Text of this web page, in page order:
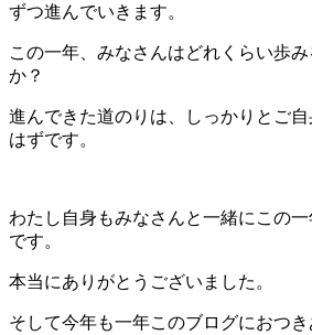
ずつ進んでいきます。
この一年、みなさんはどれくらい歩
か？
進んできた道のりは、しっかりとご
はずです。
わたし自身もみなさんと一緒にこの
です。
本当にありがとうございました。
そして今年も一年このブログにおつ